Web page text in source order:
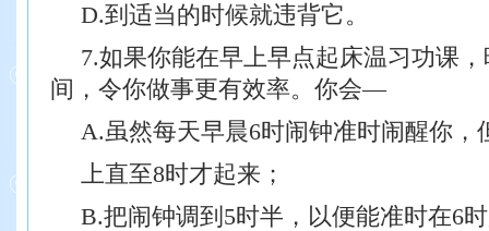
D.到适当的时候就违背它。
7.如果你能在早上早点起床温习功课
间，令你做事更有效率。你会—
A.虽然每天早晨6时闹钟准时闹醒你，
上直至8时才起来；
B.把闹钟调到5时半，以便能准时在6